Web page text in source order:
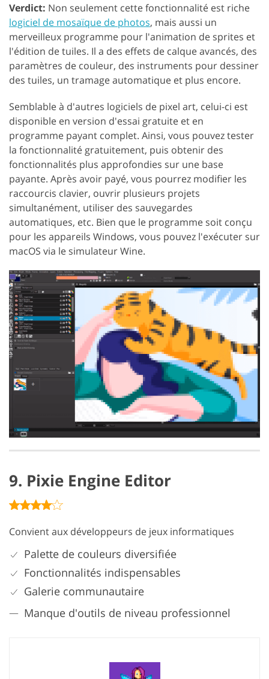
Verdict: Non seulement cette fonctionnalité est riche
logiciel de mosaïque de photos, mais aussi un
merveilleux programme pour l'animation de sprites et
l'édition de tuiles. Il a des effets de calque avancés, des
paramètres de couleur, des instruments pour dessiner
des tuiles, un tramage automatique et plus encore.
Semblable à d'autres logiciels de pixel art, celui-ci est
disponible en version d'essai gratuite et en
programme payant complet. Ainsi, vous pouvez tester
la fonctionnalité gratuitement, puis obtenir des
fonctionnalités plus approfondies sur une base
payante. Après avoir payé, vous pourrez modifier les
raccourcis clavier, ouvrir plusieurs projets
simultanément, utiliser des sauvegardes
automatiques, etc. Bien que le programme soit conçu
pour les appareils Windows, vous pouvez l'exécuter sur
macOS via le simulateur Wine.
9. Pixie Engine Editor
Convient aux développeurs de jeux informatiques
Palette de couleurs diversifiée
Fonctionnalités indispensables
Galerie communautaire
Manque d'outils de niveau professionnel